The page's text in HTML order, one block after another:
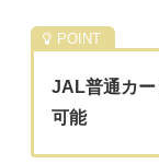
JAL普通カー
可能